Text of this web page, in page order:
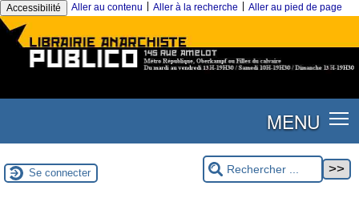
Accessibilité Aller au contenu Aller à la recherche Aller au pied de page
MENU
Se connecter